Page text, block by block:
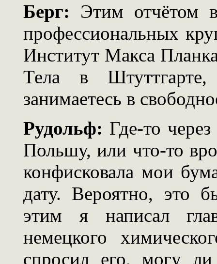
Берг: Этим отчётом
профессиональных
Институт Макса
Тела в
занимаетесь в
Рудольф: Где-то
Польшу, или что-то
конфисковала мои
дату. Вероятно, это
этим я написал
немецкого
спросил его, могу ли